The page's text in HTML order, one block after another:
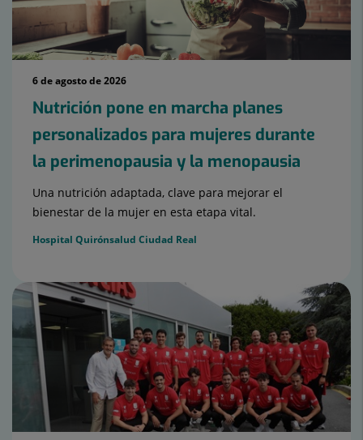
6 de agosto de 2026
Nutrición pone en marcha planes
personalizados para mujeres durante
la perimenopausia y la menopausia
Una nutrición adaptada, clave para mejorar el
bienestar de la mujer en esta etapa vital.
Hospital Quirónsalud Ciudad Real